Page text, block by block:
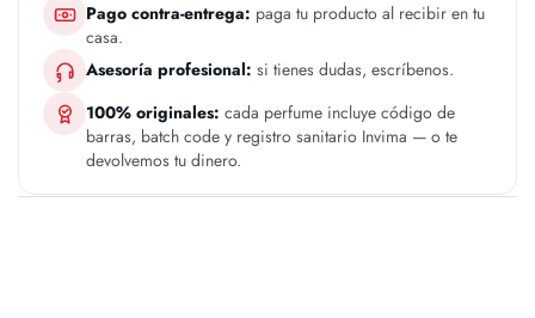
Pago contra-entrega: paga tu producto al recibir en tu
casa.
Asesoría profesional: si tienes dudas, escríbenos.
100% originales: cada perfume incluye código de
barras, batch code y registro sanitario Invima — o te
devolvemos tu dinero.